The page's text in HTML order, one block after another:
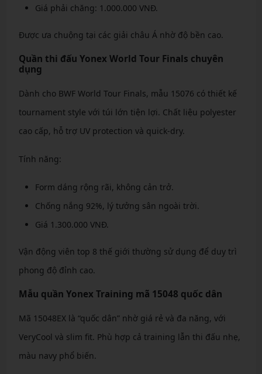
Giá phải chăng: 1.000.000 VNĐ.
Được ưa chuộng tại các giải châu Á nhờ độ bền cao.
Quần thi đấu Yonex World Tour Finals chuyên
dụng
Dành cho BWF World Tour Finals, mẫu 15076 có thiết kế
tournament style với túi lớn tiện lợi. Chất liệu polyester
cao cấp, hỗ trợ UV protection và quick-dry.
Tính năng:
Form dáng rộng rãi, không cản trở.
Chống nắng 92%, lý tưởng sân ngoài trời.
Giá 1.300.000 VNĐ.
Vận động viên top 8 thế giới thường sử dụng để duy trì
phong độ đỉnh cao.
Mẫu quần Yonex Training mã 15048 quốc dân
Mã 15048EX là “quốc dân” nhờ giá rẻ và đa năng, với
VeryCool và slim fit. Phù hợp cả training lẫn thi đấu nhẹ,
màu navy phổ biến.